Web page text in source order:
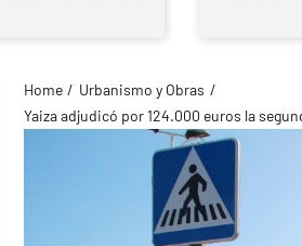
Home
Urbanismo y Obras
Yaiza adjudicó por 124.000 euros la